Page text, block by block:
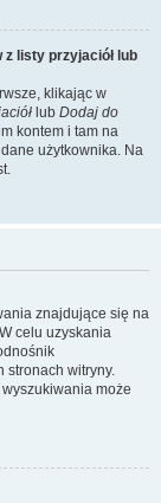
listy przyjaciół lub
klikając w
lub Dodaj do
kontem i tam na
użytkownika. Na
znajdujące się na
celu uzyskania
stronach witryny.
może